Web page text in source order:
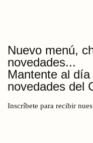
Nuevo menú,
novedades...
Mantente al
novedades del
Inscríbete para recibir